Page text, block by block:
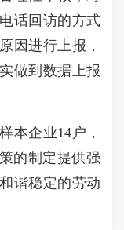
话回访的方式
因进行上报，
做到数据上报
企业14户，
的制定提供强
谐稳定的劳动